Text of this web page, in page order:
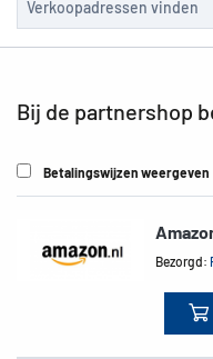
Bij de partnershop
Betalingswijzen weergeven
Bezorgd: